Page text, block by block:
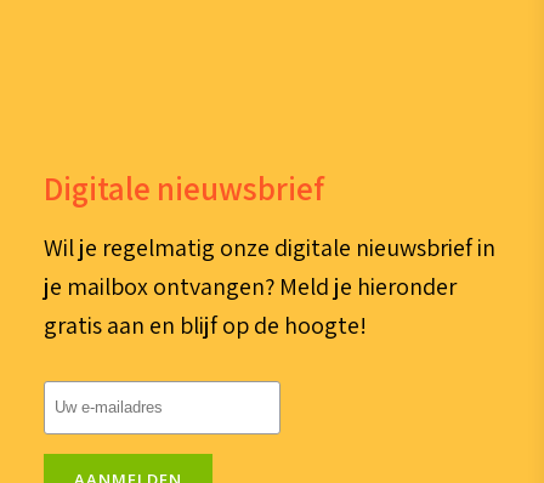
Digitale nieuwsbrief
Wil je regelmatig onze digitale nieuwsbrief in
je mailbox ontvangen? Meld je hieronder
gratis aan en blijf op de hoogte!
E-
mailadres(Vereist)